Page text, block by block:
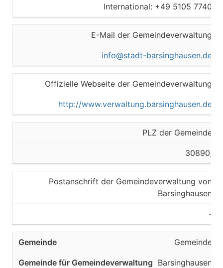
International: +49 5105 7740
E-Mail der Gemeindeverwaltung
info@stadt-barsinghausen.de
Offizielle Webseite der Gemeindeverwaltung
http://www.verwaltung.barsinghausen.de
PLZ der Gemeinde
30890,
Postanschrift der Gemeindeverwaltung von
Barsinghausen
-
Gemeinde
Barsinghausen